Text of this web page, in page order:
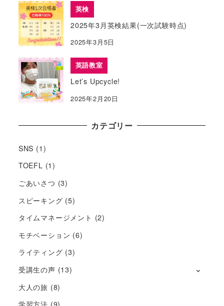
英検
2025年3月英検結果(一次試験時点)
2025年3月5日
英語教室
Let’s Upcycle!
2025年2月20日
カテゴリー
SNS (1)
TOEFL (1)
ごあいさつ (3)
スピーキング (5)
タイムマネージメント (2)
モチベーション (6)
ライティング (3)
受講生の声 (13)
大人の旅 (8)